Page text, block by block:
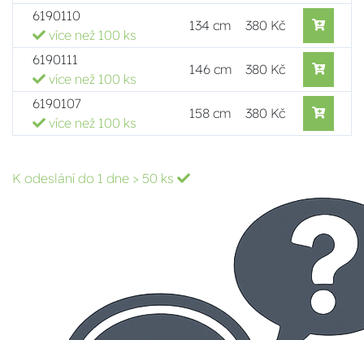
6190110
více než 100 ks
134 cm 380 Kč
6190111
více než 100 ks
146 cm 380 Kč
6190107
více než 100 ks
158 cm 380 Kč
K odeslání do 1 dne > 50 ks